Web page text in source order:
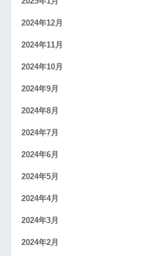
2024年12月
2024年11月
2024年10月
2024年9月
2024年8月
2024年7月
2024年6月
2024年5月
2024年4月
2024年3月
2024年2月